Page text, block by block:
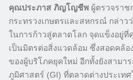
คุณประภาส ภิญโญชีพ ผู้ตรวจราช
กระทรวงเกษตรและสหกรณ์ กล่าว
ในการก้าวสู่ตลาดโลก จุดแข็งอยู่
เป็นมิตรต่อสิ่งแวดล้อม ซึ่งสอดคล้
ของผู้บริโภคยุคใหม่ อีกทั้งยังสาม
ภูมิศาสตร์ (GI) ที่ตลาดต่างประเท